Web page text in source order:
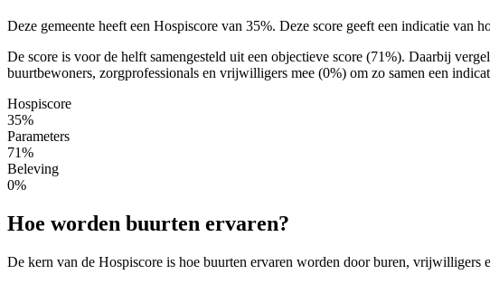
Deze gemeente heeft een Hospiscore van 35%. Deze score geeft een indicatie van
De score is voor de helft samengesteld uit een objectieve score (71%). Daarbij
buurtbewoners, zorgprofessionals en vrijwilligers mee (0%) om zo samen een
Hospiscore
35%
Parameters
71%
Beleving
0%
Hoe worden buurten ervaren?
De kern van de Hospiscore is hoe buurten ervaren worden door buren,